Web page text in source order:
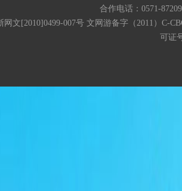
合作电话：0571-
文[2010]0499-007号 文网游备字（2011）C-
可证